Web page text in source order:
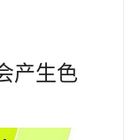
产生色